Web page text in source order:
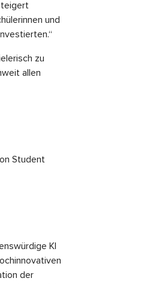
und
zu
allen
Student
KI
der